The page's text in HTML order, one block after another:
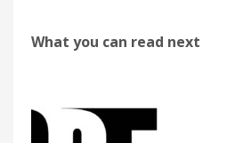
What you can read next